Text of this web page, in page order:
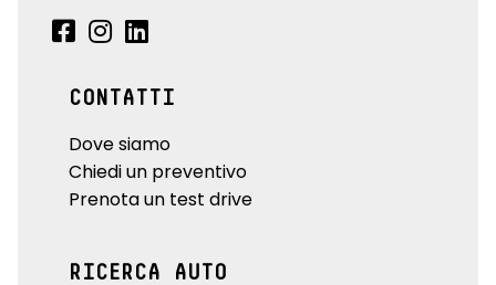
CONTATTI
Dove siamo
Chiedi un preventivo
Prenota un test drive
RICERCA AUTO